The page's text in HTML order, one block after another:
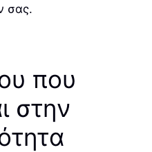
σας.
που
στην